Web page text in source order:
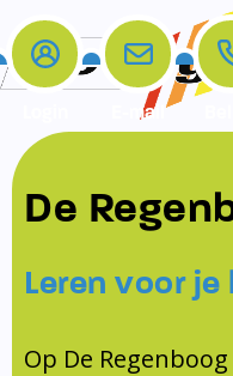
Home
De school
Opleiding en
KomKids
Ouders
Ouders
Contact
Contact
Contact
E-mail
De
Leren voor je
Op De